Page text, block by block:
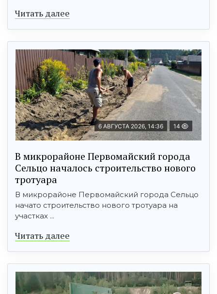
Читать далее
6 АВГУСТА 2026, 14:36 14
В микрорайоне Первомайский города
Сельцо началось строительство нового
тротуара
В микрорайоне Первомайский города Сельцо
начато строительство нового тротуара на
участках ...
Читать далее